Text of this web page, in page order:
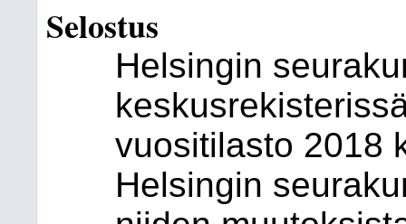
Selostus
Helsingin
vuositilasto 2018
Helsingin